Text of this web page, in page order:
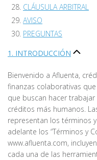
CLÁUSULA ARBITRAL
AVISO
PREGUNTAS
1. INTRODUCCIÓN
Bienvenido a Afluenta,
finanzas colaborativas
que buscan hacer
créditos más humanos.
representan los términos
adelante los “Términos y
www.afluenta.com,
cada una de las